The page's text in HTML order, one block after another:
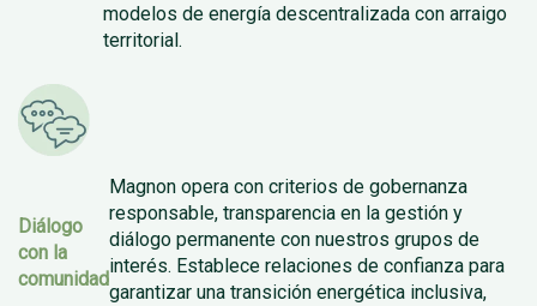
modelos de energía descentralizada con arraigo
territorial.
Diálogo
con la
comunidad
Magnon opera con criterios de gobernanza
responsable, transparencia en la gestión y
diálogo permanente con nuestros grupos de
interés. Establece relaciones de confianza para
garantizar una transición energética inclusiva,